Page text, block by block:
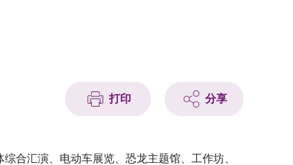
打印 分享
合汇演、电动车展览、恐龙主题馆、工作坊、